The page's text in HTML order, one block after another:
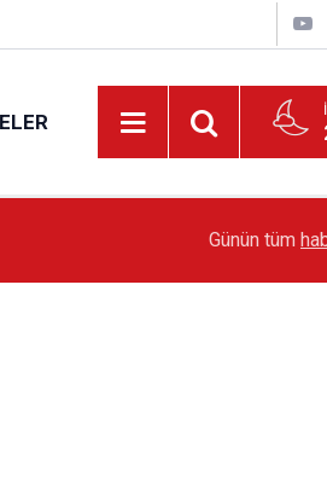
Sarıyer’de Edebiyat
Günün tüm